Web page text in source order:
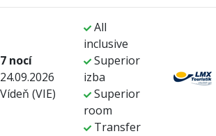
7 nocí
24.09.2026
Vídeň (VIE)
All
inclusive
Superior
izba
Superior
room
Transfer